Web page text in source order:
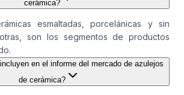
cerámica?
esmaltadas, porcelánicas y sin
son los segmentos de productos
en el informe del mercado de azulejos
de cerámica?